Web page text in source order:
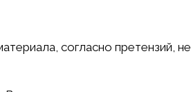
согласно претензий, не